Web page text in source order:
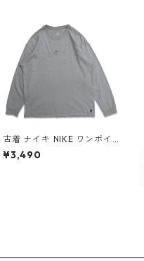
古着 ナイキ NIKE ワンポイ
ント ロングスリーブTシャツ
ロンT 杢グレー 表記：L g
¥3,490